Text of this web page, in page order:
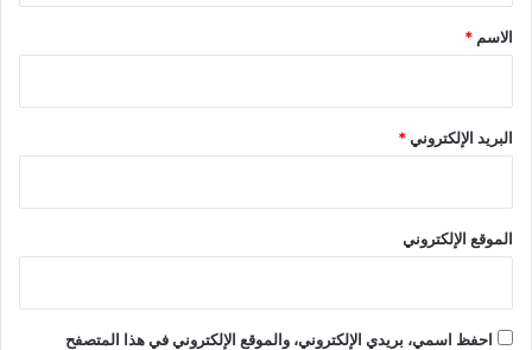
*
الاسم *
البريد الإلكتروني*
الموقع الإلكتروني
احفظ اسمي، بريدي الإلكتروني، والموقع الإلكتروني في هذا المتصفح